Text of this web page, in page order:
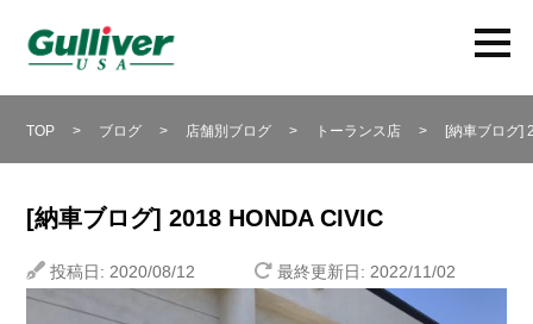
TOP > ブログ > 店舗別ブログ > トーランス店 > [納車ブログ]
[納車ブログ] 2018 HONDA CIVIC
投稿日: 2020/08/12 最終更新日: 2022/11/02